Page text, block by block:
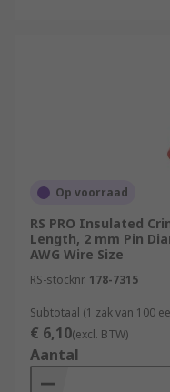
Op voorraad
RS PRO Insulated
Length, 2 mm Pin
AWG Wire Size
RS-stocknr. 178-7315
Subtotaal (1 zak van 100
€ 6,10(excl. BTW)
Aantal